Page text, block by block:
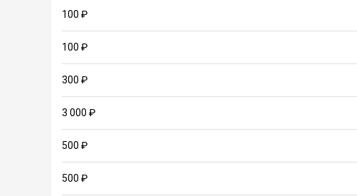
100 ₽
100 ₽
300 ₽
3 000 ₽
500 ₽
500 ₽